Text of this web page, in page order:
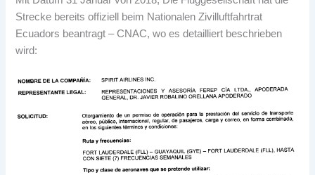
Strecke bereits offiziell beim Nationalen Zivilluftfahrtrat
Ecuadors beantragt – CNAC, wo es detailliert beschrieben
wird: